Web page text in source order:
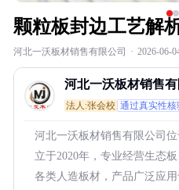
颗粒板封边工艺解
河北一沃板材销售有限公司 · 2026-06-
河北一沃板材销售有
法人:张会校 通过真实性核
河北一沃板材销售有限公司
立于2020年，专业经营生态
各类人造板材，产品广泛应